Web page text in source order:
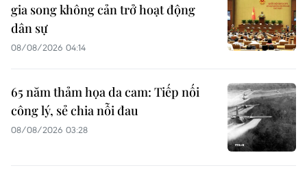
gia song không cản trở hoạt động
dân sự
08/08/2026 04:14
65 năm thảm họa da cam: Tiếp nối
công lý, sẻ chia nỗi đau
08/08/2026 03:28